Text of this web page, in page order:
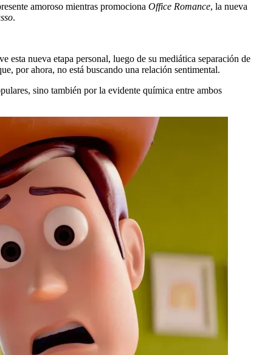
amoroso mientras promociona Office Romance, la nueva
.
esta nueva etapa personal, luego de su mediática separación de
por ahora, no está buscando una relación sentimental.
sino también por la evidente química entre ambos